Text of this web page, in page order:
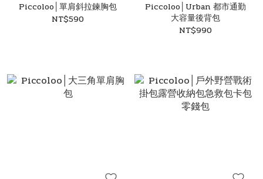
Piccoloo│單肩斜拉鍊胸包
NT$590
Piccoloo│Urban 都市通勤
大容量後背包
NT$990